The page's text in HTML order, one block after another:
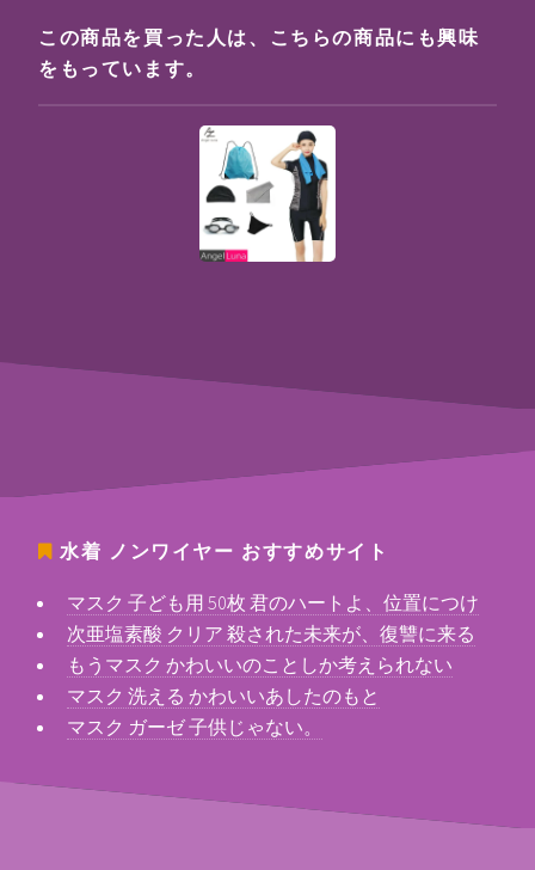
この商品を買った人は、こちらの商品にも興味
をもっています。
水着 ノンワイヤー おすすめサイト
マスク 子ども用 50枚 君のハートよ、位置につけ
次亜塩素酸 クリア 殺された未来が、復讐に来る
もうマスク かわいいのことしか考えられない
マスク 洗える かわいいあしたのもと
マスク ガーゼ 子供じゃない。